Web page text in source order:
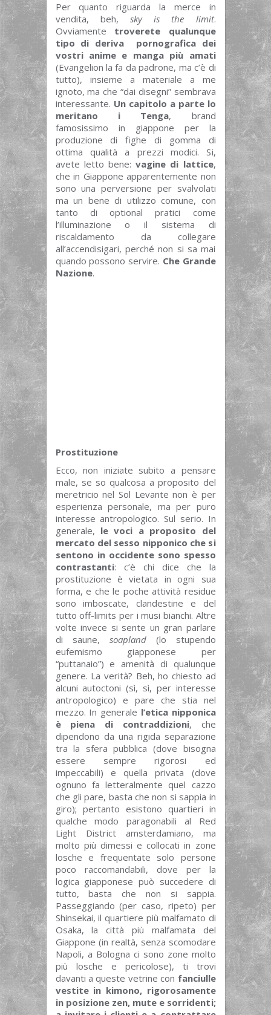
Per quanto riguarda la merce in
vendita, beh, sky is the limit.
Ovviamente troverete qualunque
tipo di deriva pornografica dei
vostri anime e manga più amati
(Evangelion la fa da padrone, ma c’è di
tutto), insieme a materiale a me
ignoto, ma che “dai disegni” sembrava
interessante. Un capitolo a parte lo
meritano i Tenga, brand
famosissimo in giappone per la
produzione di fighe di gomma di
ottima qualità a prezzi modici. Si,
avete letto bene:vagine di lattice,
che in Giappone apparentemente non
sono una perversione per svalvolati
ma un bene di utilizzo comune, con
tanto di optional pratici come
l’illuminazione o il sistema di
riscaldamento da collegare
all’accendisigari, perché non si sa mai
quando possono servire. Che Grande
Nazione.
Prostituzione
Ecco, non iniziate subito a pensare
male, se so qualcosa a proposito del
meretricio nel Sol Levante non è per
esperienza personale, ma per puro
interesse antropologico. Sul serio. In
generale, le voci a proposito del
mercato del sesso nipponico che si
sentono in occidente sono spesso
contrastanti: c’è chi dice che la
prostituzione è vietata in ogni sua
forma, e che le poche attività residue
sono imboscate, clandestine e del
tutto off-limits per i musi bianchi. Altre
volte invece si sente un gran parlare
di saune, soapland(lo stupendo
eufemismo giapponese per
“puttanaio”) e amenità di qualunque
genere. La verità? Beh, ho chiesto ad
alcuni autoctoni (sì, sì, per interesse
antropologico) e pare che stia nel
mezzo. In generale l’etica nipponica
è piena di contraddizioni, che
dipendono da una rigida separazione
tra la sfera pubblica (dove bisogna
essere sempre rigorosi ed
impeccabili) e quella privata (dove
ognuno fa letteralmente quel cazzo
che gli pare, basta che non si sappia in
giro); pertanto esistono quartieri in
qualche modo paragonabili al Red
Light District amsterdamiano, ma
molto più dimessi e collocati in zone
losche e frequentate solo persone
poco raccomandabili, dove per la
logica giapponese può succedere di
tutto, basta che non si sappia.
Passeggiando (per caso, ripeto) per
Shinsekai, il quartiere più malfamato di
Osaka, la città più malfamata del
Giappone (in realtà, senza scomodare
Napoli, a Bologna ci sono zone molto
più losche e pericolose), ti trovi
davanti a queste vetrine con fanciulle
vestite in kimono, rigorosamente
in posizione zen, mute e sorridenti;